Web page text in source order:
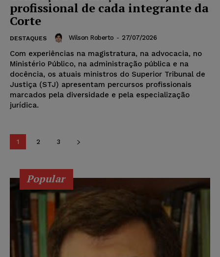
profissional de cada integrante da
Corte
DESTAQUES Wilson Roberto - 27/07/2026
Com experiências na magistratura, na advocacia, no
Ministério Público, na administração pública e na
docência, os atuais ministros do Superior Tribunal de
Justiça (STJ) apresentam percursos profissionais
marcados pela diversidade e pela especialização
jurídica.
1 2 3
Popular